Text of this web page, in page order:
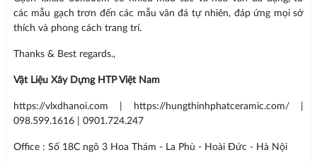
các mẫu gạch trơn đến các mẫu vân đá tự nhiên, đáp ứng mọi sở
thích và phong cách trang trí.
Thanks & Best regards.,
Vật Liệu Xây Dựng HTP Việt Nam
https://vlxdhanoi.com | https://hungthinhphatceramic.com/ |
098.599.1616 | 0901.724.247
Office : Số 18C ngõ 3 Hoa Thám - La Phù - Hoài Đức - Hà Nội